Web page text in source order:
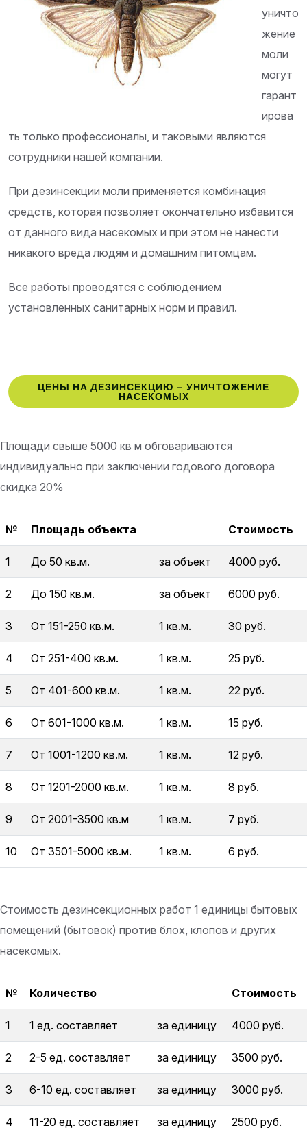
уничто
жение
моли
могут
гарант
ирова
ть только профессионалы, и таковыми являются
сотрудники нашей компании.
При дезинсекции моли применяется комбинация
средств, которая позволяет окончательно избавится
от данного вида насекомых и при этом не нанести
никакого вреда людям и домашним питомцам.
Все работы проводятся с соблюдением
установленных санитарных норм и правил.
ЦЕНЫ НА ДЕЗИНСЕКЦИЮ – УНИЧТОЖЕНИЕ
НАСЕКОМЫХ
Площади свыше 5000 кв м обговариваются
индивидуально при заключении годового договора
скидка 20%
№ Площадь объекта Стоимость
1 До 50 кв.м. за объект 4000 руб.
2 До 150 кв.м. за объект 6000 руб.
3 От 151-250 кв.м. 1 кв.м. 30 руб.
4 От 251-400 кв.м. 1 кв.м. 25 руб.
5 От 401-600 кв.м. 1 кв.м. 22 руб.
6 От 601-1000 кв.м. 1 кв.м. 15 руб.
7 От 1001-1200 кв.м. 1 кв.м. 12 руб.
8 От 1201-2000 кв.м. 1 кв.м. 8 руб.
9 От 2001-3500 кв.м 1 кв.м. 7 руб.
10 От 3501-5000 кв.м. 1 кв.м. 6 руб.
Стоимость дезинсекционных работ 1 единицы бытовых
помещений (бытовок) против блох, клопов и других
насекомых.
№ Количество Стоимость
1 1 ед. составляет за единицу 4000 руб.
2 2-5 ед. составляет за единицу 3500 руб.
3 6-10 ед. составляет за единицу 3000 руб.
4 11-20 ед. составляет за единицу 2500 руб.